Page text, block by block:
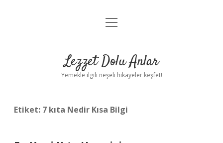
Anasayfa
Yasal Uyarı
menüyü
Lezzet Dolu Anlar
Yemekle ilgili neşeli hikayeler keşfet!
Etiket: 7 kıta Nedir Kısa Bilgi